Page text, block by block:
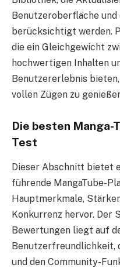
Benutzeroberfläche
berücksichtigt werden.
die ein Gleichgewicht
hochwertigen Inhalten
Benutzererlebnis
vollen Zügen zu
Die besten Manga-
Test
Dieser Abschnitt bietet
führende MangaTube-
Hauptmerkmale,
Konkurrenz hervor. Der
Bewertungen liegt auf
Benutzerfreundlichkeit,
und den Community-